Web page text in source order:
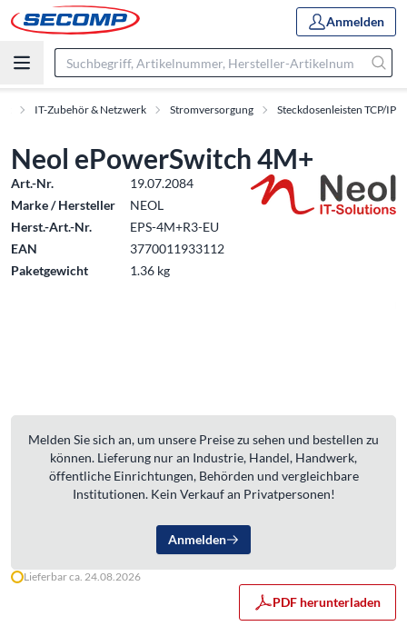
Anmelden
IT-Zubehör & Netzwerk Stromversorgung Steckdosenleisten TCP/IP
Neol ePowerSwitch 4M+
Art.-Nr.
19.07.2084
Marke / Hersteller
NEOL
Herst.-Art.-Nr.
EPS-4M+R3-EU
EAN
3770011933112
Paketgewicht
1.36 kg
Melden Sie sich an, um unsere Preise zu sehen und bestellen zu
können. Lieferung nur an Industrie, Handel, Handwerk,
öffentliche Einrichtungen, Behörden und vergleichbare
Institutionen. Kein Verkauf an Privatpersonen!
Anmelden
Lieferbar ca. 24.08.2026
PDF herunterladen